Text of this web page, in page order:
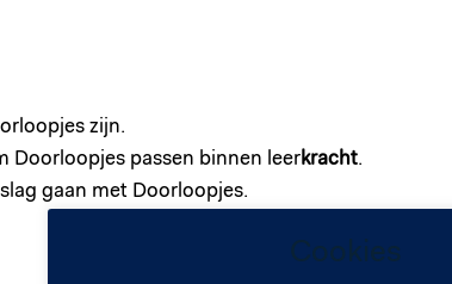
zijn.
Doorloopjes passen binnen leerkracht.
gaan met Doorloopjes.
Cookies